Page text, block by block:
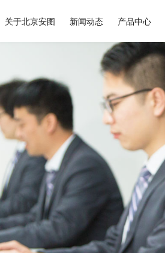
关于北京安图 新闻动态 产品中心